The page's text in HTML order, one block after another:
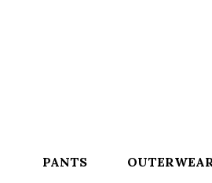
PANTS